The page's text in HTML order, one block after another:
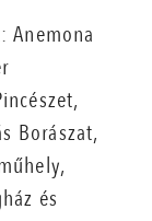
Anemona
Borászat,
és